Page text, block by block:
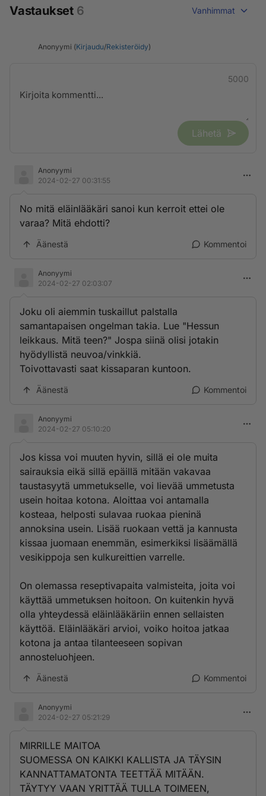
Vastaukset 6 Vanhimmat
Anonyymi (Kirjaudu/Rekisteröidy)
5000
Lähetä
Anonyymi
2024-02-27 00:31:55
No mitä eläinlääkäri sanoi kun kerroit ettei ole
varaa? Mitä ehdotti?
Äänestä Kommentoi
Anonyymi
2024-02-27 02:03:07
Joku oli aiemmin tuskaillut palstalla
samantapaisen ongelman takia. Lue "Hessun
leikkaus. Mitä teen?" Jospa siinä olisi jotakin
hyödyllistä neuvoa/vinkkiä.
Toivottavasti saat kissaparan kuntoon.
Äänestä Kommentoi
Anonyymi
2024-02-27 05:10:20
Jos kissa voi muuten hyvin, sillä ei ole muita
sairauksia eikä sillä epäillä mitään vakavaa
taustasyytä ummetukselle, voi lievää ummetusta
usein hoitaa kotona. Aloittaa voi antamalla
kosteaa, helposti sulavaa ruokaa pieninä
annoksina usein. Lisää ruokaan vettä ja kannusta
kissaa juomaan enemmän, esimerkiksi lisäämällä
vesikippoja sen kulkureittien varrelle.
On olemassa reseptivapaita valmisteita, joita voi
käyttää ummetuksen hoitoon. On kuitenkin hyvä
olla yhteydessä eläinlääkäriin ennen sellaisten
käyttöä. Eläinlääkäri arvioi, voiko hoitoa jatkaa
kotona ja antaa tilanteeseen sopivan
annosteluohjeen.
Äänestä Kommentoi
Anonyymi
2024-02-27 05:21:29
MIRRILLE MAITOA
SUOMESSA ON KAIKKI KALLISTA JA TÄYSIN
KANNATTAMATONTA TEETTÄÄ MITÄÄN.
TÄYTYY VAAN YRITTÄÄ TULLA TOIMEEN,